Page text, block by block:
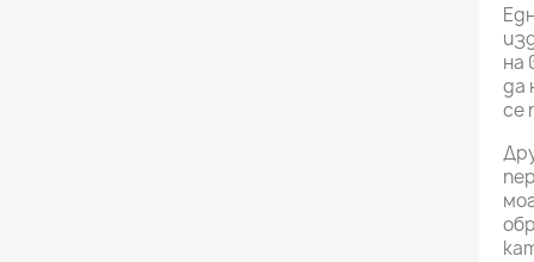
на
да
се